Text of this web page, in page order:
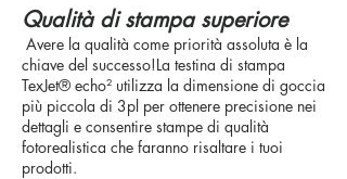
Qualità di stampa superiore
Avere la qualità come priorità assoluta è la
chiave del successo!La testina di stampa
TexJet® echo² utilizza la dimensione di goccia
più piccola di 3pl per ottenere precisione nei
dettagli e consentire stampe di qualità
fotorealistica che faranno risaltare i tuoi
prodotti.